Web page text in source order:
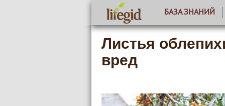
БАЗА ЗНАНИЙ
Листья
вред